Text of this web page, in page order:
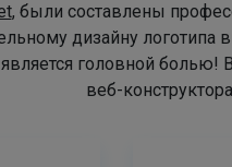
, были составлены
дизайну
головной
веб-